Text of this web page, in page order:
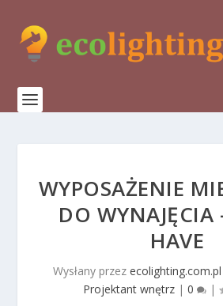
WYPOSAŻENIE
DO WYNAJĘCIA
HAVE
Wysłany przez ecolighting.com.pl
Projektant wnętrz | 0 |